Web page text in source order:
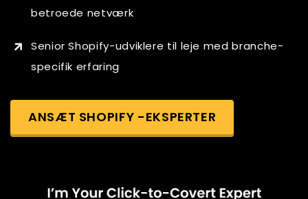
betroede netværk
Senior Shopify-udviklere til leje med branche-
specifik erfaring
ANSÆT SHOPIFY -EKSPERTER